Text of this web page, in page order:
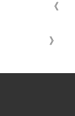
《
》